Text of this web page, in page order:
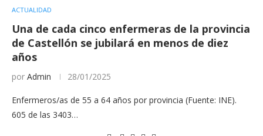
ACTUALIDAD
Una de cada cinco enfermeras de la provincia
de Castellón se jubilará en menos de diez
años
por Admin 28/01/2025
Enfermeros/as de 55 a 64 años por provincia (Fuente: INE).
605 de las 3403…